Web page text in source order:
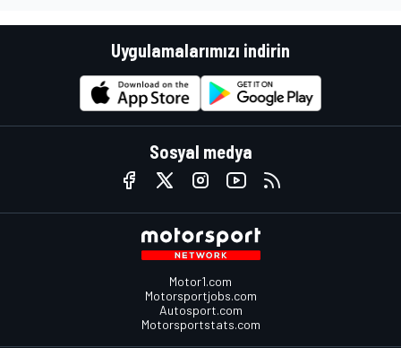
Uygulamalarımızı indirin
Sosyal medya
Motor1.com
Motorsportjobs.com
Autosport.com
Motorsportstats.com